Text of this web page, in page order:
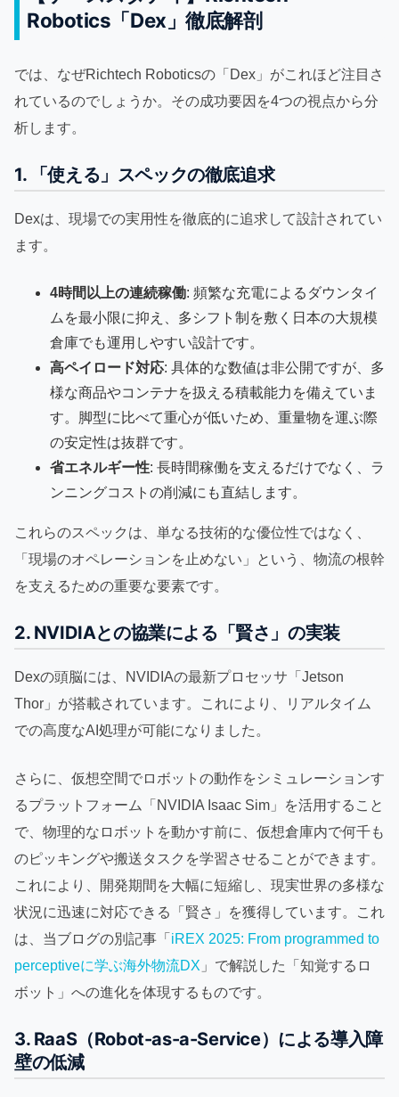
Robotics「Dex」徹底解剖
では、なぜRichtech Roboticsの「Dex」がこれほど注目さ
れているのでしょうか。その成功要因を4つの視点から分
析します。
1. 「使える」スペックの徹底追求
Dexは、現場での実用性を徹底的に追求して設計されてい
ます。
4時間以上の連続稼働: 頻繁な充電によるダウンタイ
ムを最小限に抑え、多シフト制を敷く日本の大規模
倉庫でも運用しやすい設計です。
高ペイロード対応: 具体的な数値は非公開ですが、多
様な商品やコンテナを扱える積載能力を備えていま
す。脚型に比べて重心が低いため、重量物を運ぶ際
の安定性は抜群です。
省エネルギー性: 長時間稼働を支えるだけでなく、ラ
ンニングコストの削減にも直結します。
これらのスペックは、単なる技術的な優位性ではなく、
「現場のオペレーションを止めない」という、物流の根幹
を支えるための重要な要素です。
2. NVIDIAとの協業による「賢さ」の実装
Dexの頭脳には、NVIDIAの最新プロセッサ「Jetson
Thor」が搭載されています。これにより、リアルタイム
での高度なAI処理が可能になりました。
さらに、仮想空間でロボットの動作をシミュレーションす
るプラットフォーム「NVIDIA Isaac Sim」を活用すること
で、物理的なロボットを動かす前に、仮想倉庫内で何千も
のピッキングや搬送タスクを学習させることができます。
これにより、開発期間を大幅に短縮し、現実世界の多様な
状況に迅速に対応できる「賢さ」を獲得しています。これ
は、当ブログの別記事「 iREX 2025: From programmed to
perceptiveに学ぶ海外物流DX 」で解説した「知覚するロ
ボット」への進化を体現するものです。
3. RaaS（Robot-as-a-Service）による導入障
壁の低減